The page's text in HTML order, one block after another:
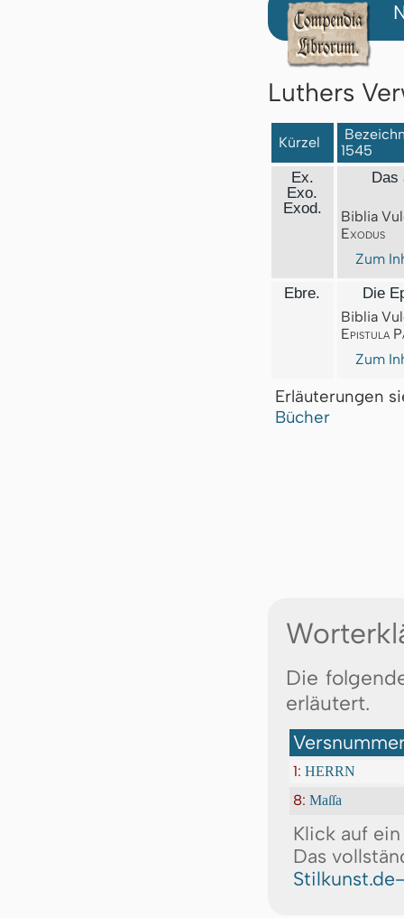
Luthers
Kürzel
1545
Ex.
Exo.
Exod.
Das
Biblia
Exodus
Zum
Ebre. Die
Biblia
Epistula
Zum
Erläuterungen
Bücher
Die
erläutert.
1: HERRN
8: Maſſa
Klick auf
Das